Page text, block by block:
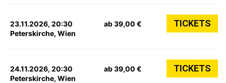
23.11.2026, 20:30
Peterskirche, Wien
ab 39,00 € TICKETS
24.11.2026, 20:30
Peterskirche, Wien
ab 39,00 € TICKETS